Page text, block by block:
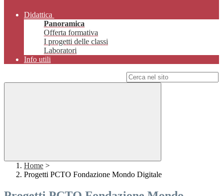
Didattica
Panoramica
Offerta formativa
I progetti delle classi
Laboratori
Info utili
Home >
Progetti PCTO Fondazione Mondo Digitale